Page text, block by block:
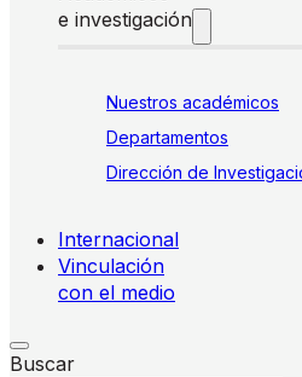
e investigación
Nuestros académicos
Departamentos
Dirección de
Internacional
Vinculación
con el medio
Buscar